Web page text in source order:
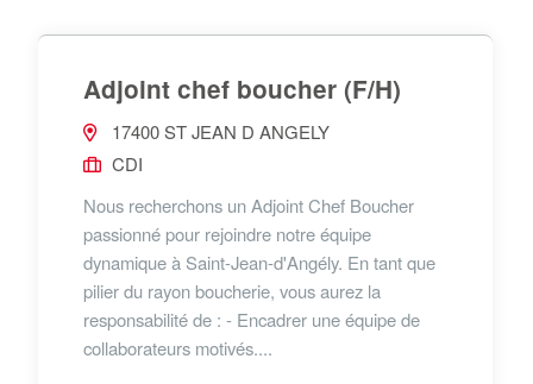
Adjoint chef boucher (F/H)
17400 ST JEAN D ANGELY
CDI
Nous recherchons un Adjoint Chef Boucher
passionné pour rejoindre notre équipe
dynamique à Saint-Jean-d'Angély. En tant que
pilier du rayon boucherie, vous aurez la
responsabilité de : - Encadrer une équipe de
collaborateurs motivés....